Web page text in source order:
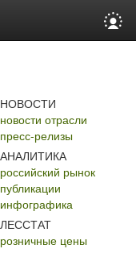
НОВОСТИ
новости отрасли
пресс-релизы
АНАЛИТИКА
российский рынок
публикации
инфографика
ЛЕССТАТ
розничные цены